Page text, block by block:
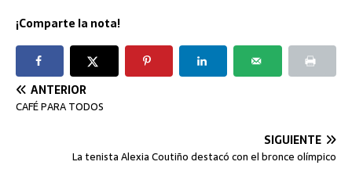
¡Comparte la nota!
ANTERIOR
CAFÉ PARA TODOS
SIGUIENTE
La tenista Alexia Coutiño destacó con el bronce olímpico